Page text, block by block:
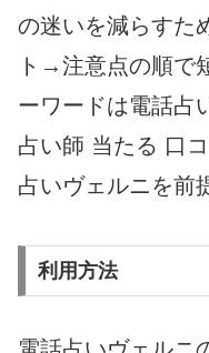
の迷いを減らすた
ト→注意点の順で
ーワードは電話占
占い師 当たる 口
占いヴェルニを前
利用方法